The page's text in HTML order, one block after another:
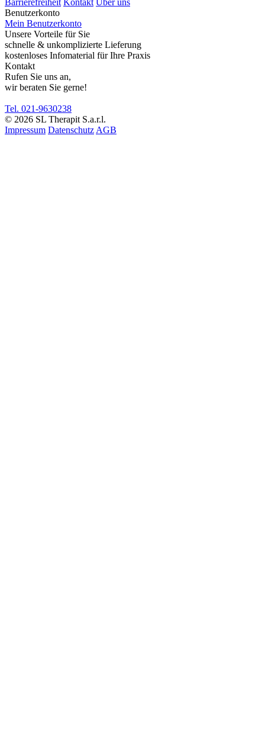
Barrierefreiheit Kontakt Über uns
Benutzerkonto
Mein Benutzerkonto
Unsere Vorteile für Sie
schnelle & unkomplizierte Lieferung
kostenloses Infomaterial für Ihre Praxis
Kontakt
Rufen Sie uns an,
wir beraten Sie gerne!
Tel. 021-9630238
© 2026 SL Therapit S.a.r.l.
Impressum Datenschutz AGB